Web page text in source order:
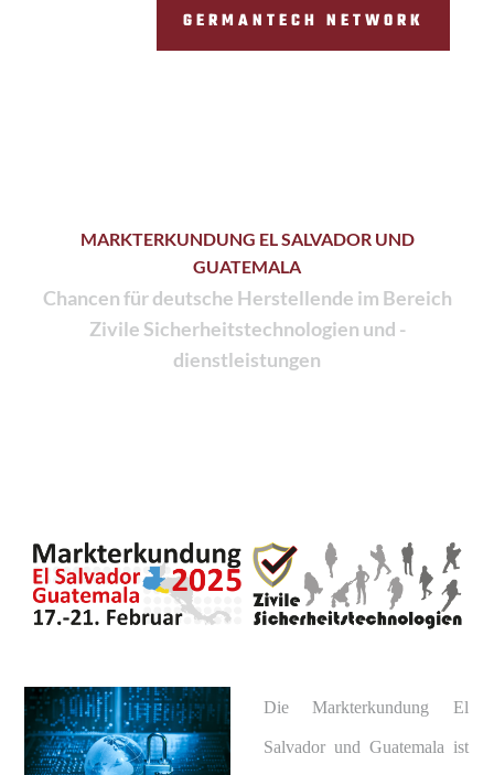
GERMANTECH NETWORK
MARKTERKUNDUNG EL SALVADOR UND
GUATEMALA
Chancen für deutsche Herstellende im Bereich
Zivile Sicherheitstechnologien und -
dienstleistungen
Die Markterkundung El
Salvador und Guatemala ist